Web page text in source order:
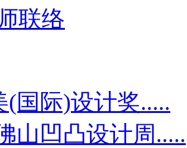
联络
(国际)设计奖.....
山凹凸设计周.....